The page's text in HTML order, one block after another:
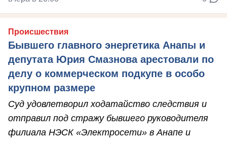
Происшествия
Бывшего главного энергетика Анапы и
депутата Юрия Смазнова арестовали по
делу о коммерческом подкупе в особо
крупном размере
Суд удовлетворил ходатайство следствия и
отправил под стражу бывшего руководителя
филиала НЭСК «Электросети» в Анапе и